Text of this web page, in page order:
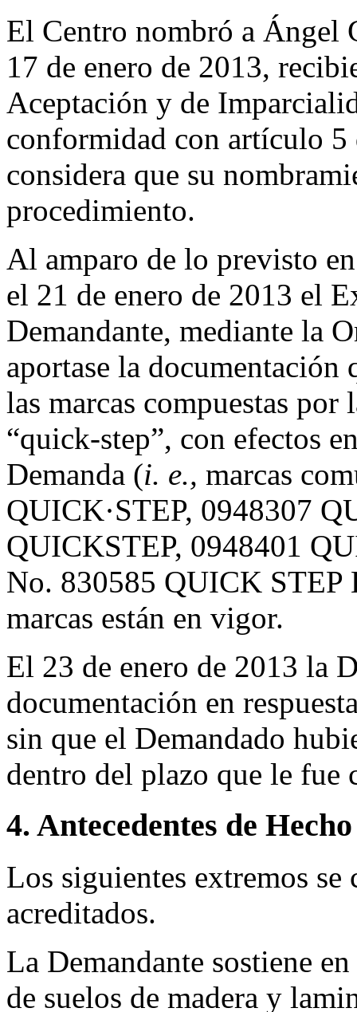
El Centro nombró a Ángel
17 de enero de 2013,
Aceptación y de
conformidad con artículo
considera que su
procedimiento.
Al amparo de lo previsto
el 21 de enero de 2013 el
Demandante, mediante la
aportase la documentación
las marcas compuestas
“quick-step”, con efectos
Demanda (i. e., marcas
QUICK·STEP, 0948307
QUICKSTEP, 0948401
No. 830585 QUICK STEP
marcas están en vigor.
El 23 de enero de 2013 la
documentación en
sin que el Demandado
dentro del plazo que le fue
4. Antecedentes de Hecho
Los siguientes extremos
acreditados.
La Demandante sostiene
de suelos de madera y